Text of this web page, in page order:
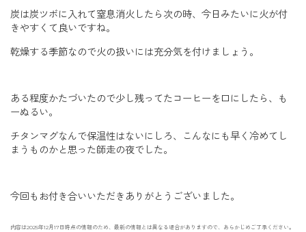
炭は炭ツボに入れて窒息消火したら次の時、今日みたいに火が付
きやすくて良いですね。
乾燥する季節なので火の扱いには充分気を付けましょう。
ある程度かたづいたので少し残ってたコーヒーを口にしたら、も
ーぬるい。
チタンマグなんで保温性はないにしろ、こんなにも早く冷めてし
まうものかと思った師走の夜でした。
今回もお付き合いいただきありがとうございました。
内容は2025年12月17日時点の情報のため、最新の情報とは異なる場合がありますので、あらかじめご了承ください。